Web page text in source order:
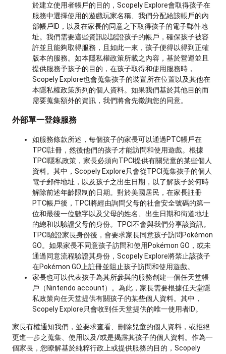
於建立使用者帳戶的目的，Scopely Explore會取得孩子在
服務中選擇使用的遊戲玩家名稱、我們分配給該帳戶的內
部帳戶ID，以及在家長的同意之下取得孩子的電子郵件地
址。我們需要這些資訊以認證孩子的帳戶，確保孩子被容
許並且能夠取得服務，且如此一來，孩子便得以得到正確
版本的服務。如本隱私權政策所載之內容，基於營運並且
提供服務予孩子的目的，在孩子取得和使用服務時，
Scopely Explore也會蒐集孩子的裝置所在位置以及其他在
本隱私權政策所列的個人資料。如果我們基於其他目的而
需要蒐集額外的資訊，我們將會先徵詢您的同意。
外部單一登錄服務
如服務條款所述，每個孩子的家長可以通過PTC帳戶在
TPCI註冊，然後他們的孩子才能訪問和使用遊戲。根據
TPCI隱私政策，家長必須向TPCI提供有關兒童的某些個人
資料。其中，Scopely Explore只會從TPCI蒐集孩子的個人
電子郵件地址，以及孩子之出生日期，以了解孩子於何時
解除前述年齡限制的日期。對於美國居民，在家長註冊
PTC帳戶後，TPCI將經由詢問父母的社會安全號碼的第一
位和最後一位數字以及父母的姓名、出生日期和街道地址
的總和以驗證父母的身份。TPCI不會與我們分享該資訊。
TPCI驗證家長身份後，會要求家長同意孩子訪問Pokémon
GO。如果家長不同意孩子訪問和使用Pokémon GO，或未
通過同意流程驗證其身份，Scopely Explore將禁止該孩子
在Pokémon GO上註冊並阻止孩子訪問和使用遊戲。
家長也可以代表孩子為其所參與的服務創建一個任天堂帳
戶（Nintendo account）。為此，家長需要根據任天堂隱
私政策向任天堂提供有關孩子的某些個人資料。其中，
Scopely Explore只會收到任天堂提供的唯一使用者ID。
家長有權通知我們，並要求查看、刪除兒童的個人資料，或拒絕
更進一步之蒐集、使用以及/或是揭露其孩子的個人資料。作為一
個家長，您瞭解基於純粹行政上或提供服務的目的，Scopely